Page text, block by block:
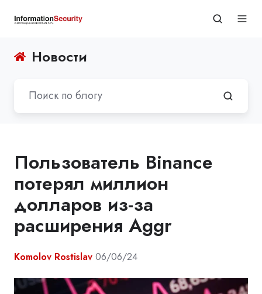
Новости
Пользователь Binance
потерял миллион
долларов из-за
расширения Aggr
Komolov Rostislav 06/06/24